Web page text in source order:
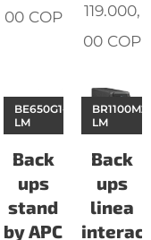
00COP
119.000,
00COP
Back
ups
stand
by APC
BE650G1-
LM
Back
ups
linea
LM